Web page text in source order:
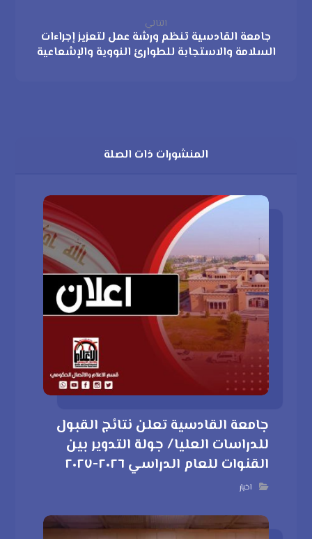
التالي
جامعة القادسية تنظم ورشة عمل لتعزيز إجراءات
السلامة والاستجابة للطوارئ النووية والإشعاعية
المنشورات ذات الصلة
جامعة القادسية تعلن نتائج القبول
للدراسات العليا/ جولة التدوير بين
القنوات للعام الدراسي ٢٠٢٦-٢٠٢٧
اخبار